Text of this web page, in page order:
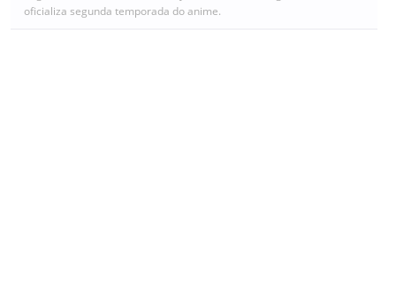
oficializa segunda temporada do anime.